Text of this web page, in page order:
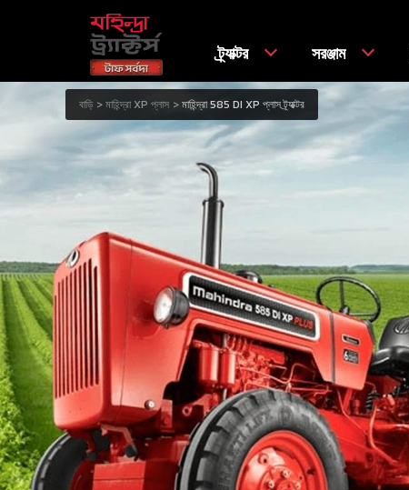
ট্র্যাক্টর সরঞ্জাম
বাড়ি মাহিন্দ্রা XP প্লাস মাহিন্দ্রা 585 DI XP প্লাস ট্র্যাক্টর